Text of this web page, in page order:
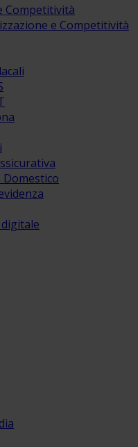
Competitività
e Competitività
Domestico